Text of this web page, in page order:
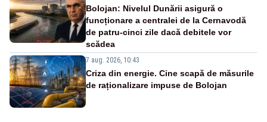
Bolojan: Nivelul Dunării asigură o
funcționare a centralei de la Cernavodă
de patru-cinci zile dacă debitele vor
scădea
7 aug. 2026, 10:43
Criza din energie. Cine scapă de măsurile
de raționalizare impuse de Bolojan